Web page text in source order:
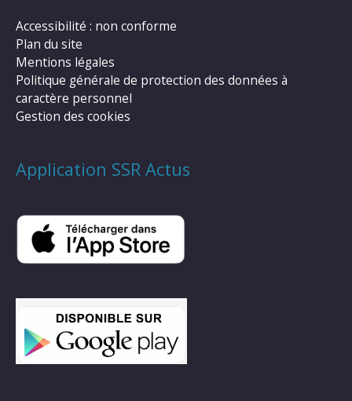
Accessibilité : non conforme
Plan du site
Mentions légales
Politique générale de protection des données à
caractère personnel
Gestion des cookies
Application SSR Actus